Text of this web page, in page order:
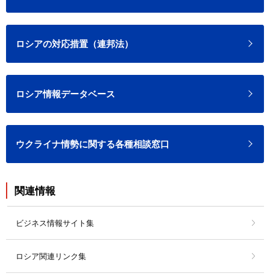
ロシアの対応措置（連邦法）
ロシア情報データベース
ウクライナ情勢に関する各種相談窓口
関連情報
ビジネス情報サイト集
ロシア関連リンク集